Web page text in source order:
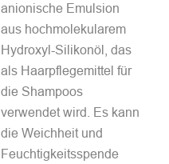
anionische Emulsion
aus hochmolekularem
Hydroxyl-Silikonöl, das
als Haarpflegemittel für
die Shampoos
verwendet wird. Es kann
die Weichheit und
Feuchtigkeitsspende